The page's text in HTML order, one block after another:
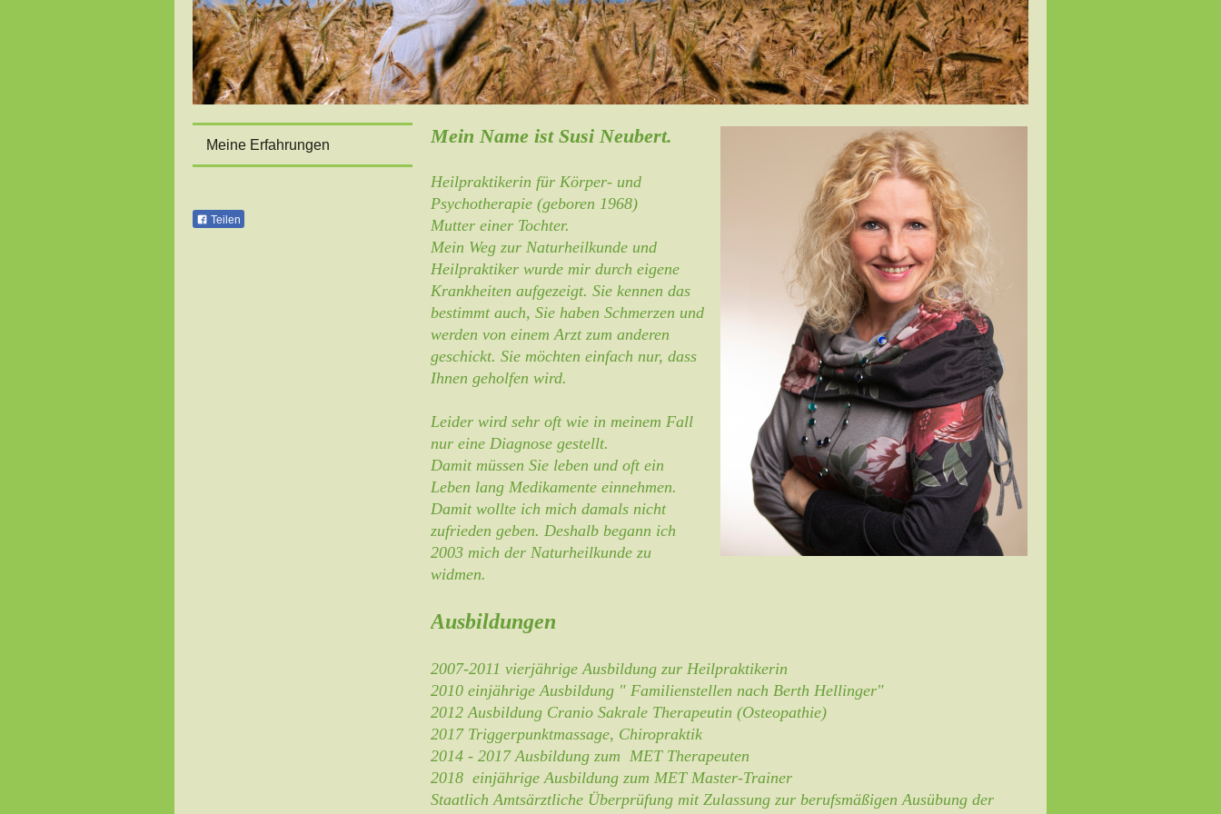
Mein Name ist Susi Neubert.
Heilpraktikerin für Körper- und
Psychotherapie (geboren 1968)
Mutter einer Tochter.
Mein Weg zur Naturheilkunde und
Heilpraktiker wurde mir durch eigene
Krankheiten aufgezeigt. Sie kennen das
bestimmt auch, Sie haben Schmerzen und
werden von einem Arzt zum anderen
geschickt. Sie möchten einfach nur, dass
Ihnen geholfen wird.
Leider wird sehr oft wie in meinem Fall
nur eine Diagnose gestellt.
Damit müssen Sie leben und oft ein
Leben lang Medikamente einnehmen.
Damit wollte ich mich damals nicht
zufrieden geben. Deshalb begann ich
2003 mich der Naturheilkunde zu
widmen.
Ausbildungen
2007-2011 vierjährige Ausbildung zur Heilpraktikerin
2010 einjährige Ausbildung " Familienstellen nach Berth Hellinger"
2012 Ausbildung Cranio Sakrale Therapeutin (Osteopathie)
2017 Triggerpunktmassage, Chiropraktik
2014 - 2017 Ausbildung zum MET Therapeuten
2018 einjährige Ausbildung zum MET Master-Trainer
Staatlich Amtsärztliche Überprüfung mit Zulassung zur berufsmäßigen Ausübung der
Meine Erfahrungen
Teilen